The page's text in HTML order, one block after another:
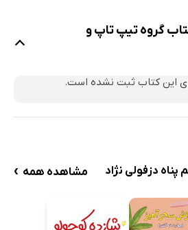
گروه تیپ‌ تاپ و
این کتاب ثبت نشده است.
پناه دزفولی نژاد مشاهده همه ›